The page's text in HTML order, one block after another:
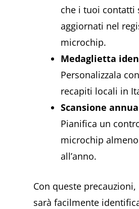
che i tuoi contatti
aggiornati nel
microchip.
Medaglietta
Personalizzala
recapiti locali in
Scansione
Pianifica un
microchip
all’anno.
Con queste
sarà facilmente